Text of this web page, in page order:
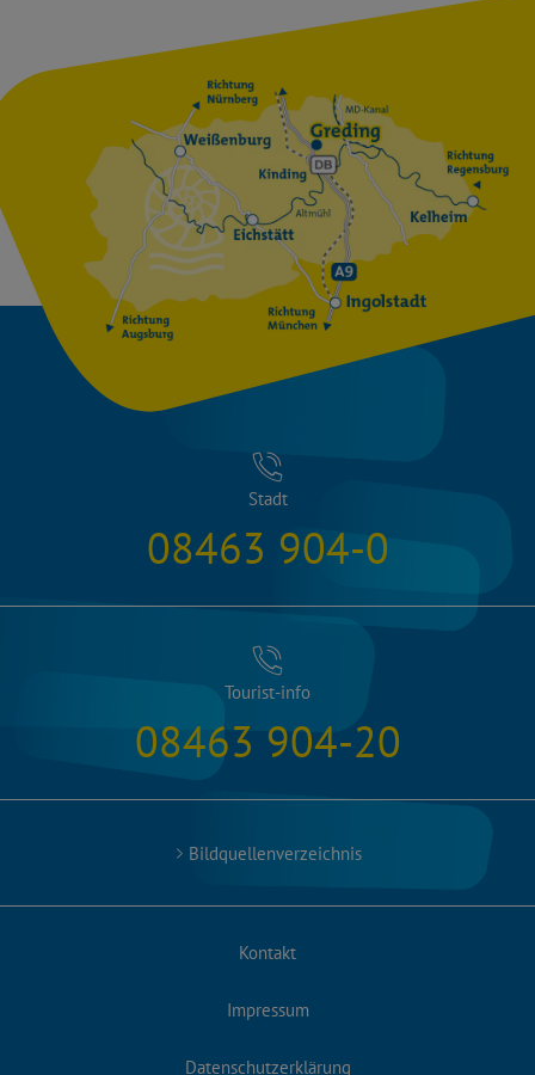
Stadt
08463 904-0
Tourist-info
08463 904-20
Bildquellenverzeichnis
Kontakt
Impressum
Datenschutzerklärung